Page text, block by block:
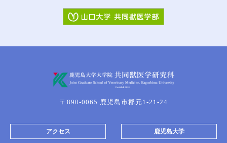
〒890-0065 鹿児島市郡元1-21-24
アクセス 鹿児島大学